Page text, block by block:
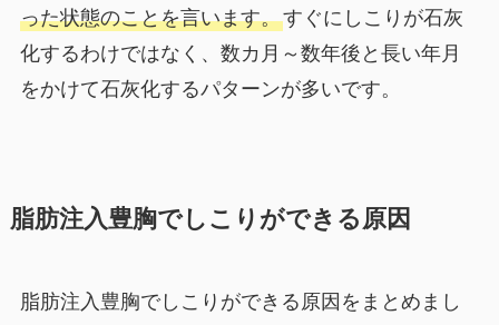
った状態のことを言います。すぐにしこりが石灰
化するわけではなく、数カ月～数年後と長い年月
をかけて石灰化するパターンが多いです。
脂肪注入豊胸でしこりができる原因
脂肪注入豊胸でしこりができる原因をまとめまし